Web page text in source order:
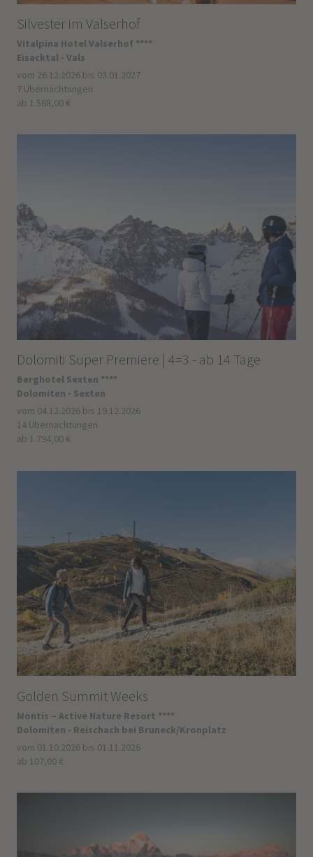
Silvester im Valserhof
Vitalpina Hotel Valserhof ****
Eisacktal - Vals
vom 26.12.2026 bis 03.01.2027
7 Übernachtungen
ab 1.568,00 €
Dolomiti Super Premiere | 4=3 - ab 14 Tage
Berghotel Sexten ****
Dolomiten - Sexten
vom 04.12.2026 bis 19.12.2026
14 Übernachtungen
ab 1.794,00 €
Golden Summit Weeks
Montis – Active Nature Resort ****
Dolomiten - Reischach bei Bruneck/Kronplatz
vom 01.10.2026 bis 01.11.2026
ab 107,00 €